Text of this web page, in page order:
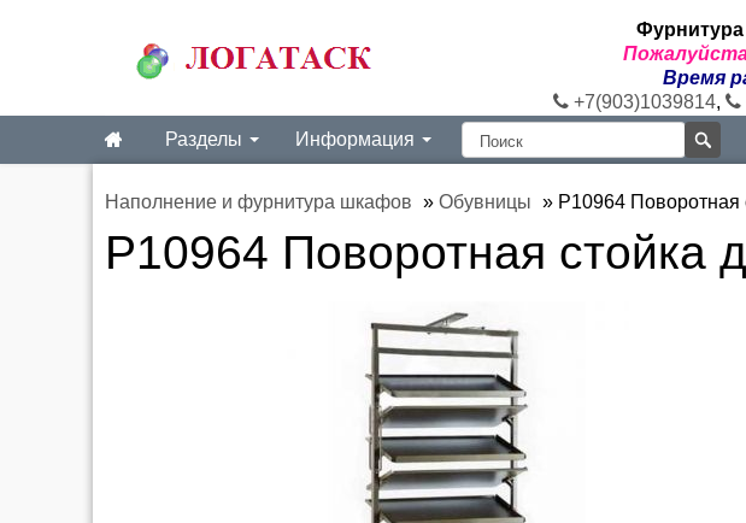
Фурнитура
Время
+7(903)1039814,
Разделы
Информация
Наполнение и фурнитура шкафов » Обувницы » P10964 Поворотная
P10964 Поворотная стойка